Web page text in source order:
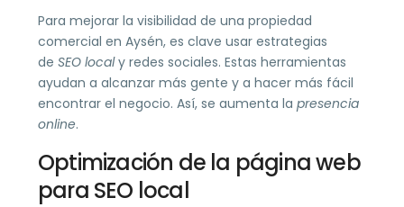
Para mejorar la visibilidad de una propiedad
comercial en Aysén, es clave usar estrategias
de SEO localy redes sociales. Estas herramientas
ayudan a alcanzar más gente y a hacer más fácil
encontrar el negocio. Así, se aumenta la presencia
online.
Optimización de la página web
para SEO local